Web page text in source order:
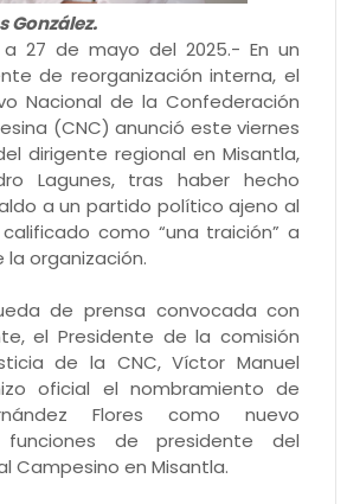
González.
27 de mayo del 2025.- En un
de reorganización interna, el
Nacional de la Confederación
(CNC) anunció este viernes
dirigente regional en Misantla,
Lagunes, tras haber hecho
a un partido político ajeno al
como “una traición” a
la organización.
de prensa convocada con
el Presidente de la comisión
de la CNC, Víctor Manuel
oficial el nombramiento de
Flores como nuevo
de presidente del
Campesino en Misantla.